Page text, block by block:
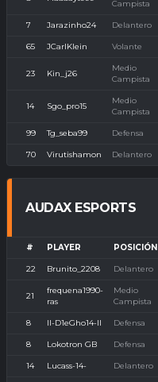
Campista
7 Jarazinho24 Delantero
65 JCarlKlein Volante
23 Kin_j26
Medio
Campista
14 Sgo_pro15
Medio
Campista
99 Tg_seba99 Defensa
70 Virutishamon Delantero
AUDAX ESPORTS
# PLAYER POSICIÓN
22 Brunito_2208 Delantero
21
frequena1990-
ras
Medio
Campista
8 II-D1eGho14-II Defensa
8 Lokotron GB Defensa
14 Lucass-14- Delantero